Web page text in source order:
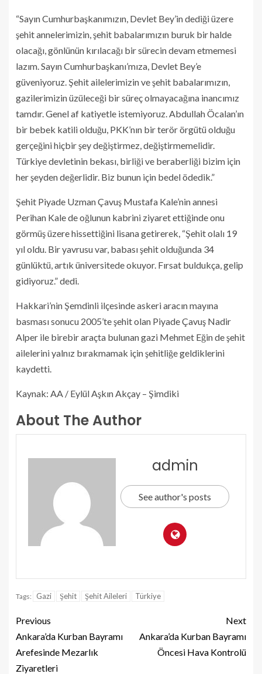
“Sayın Cumhurbaşkanımızın, Devlet Bey’in dediği üzere
şehit annelerimizin, şehit babalarımızın buruk bir halde
olacağı, gönlünün kırılacağı bir sürecin devam etmemesi
lazım. Sayın Cumhurbaşkanı’mıza, Devlet Bey’e
güveniyoruz. Şehit ailelerimizin ve şehit babalarımızın,
gazilerimizin üzüleceği bir süreç olmayacağına inancımız
tamdır. Genel af katiyetle istemiyoruz. Abdullah Öcalan’ın
bir bebek katili olduğu, PKK’nın bir terör örgütü olduğu
gerçeğini hiçbir şey değiştirmez, değiştirmemelidir.
Türkiye devletinin bekası, birliği ve beraberliği bizim için
her şeyden değerlidir. Biz bunun için bedel ödedik.”
Şehit Piyade Uzman Çavuş Mustafa Kale’nin annesi
Perihan Kale de oğlunun kabrini ziyaret ettiğinde onu
görmüş üzere hissettiğini lisana getirerek, “Şehit olalı 19
yıl oldu. Bir yavrusu var, babası şehit olduğunda 34
günlüktü, artık üniversitede okuyor. Fırsat buldukça, gelip
gidiyoruz.” dedi.
Hakkari’nin Şemdinli ilçesinde askeri aracın mayına
basması sonucu 2005’te şehit olan Piyade Çavuş Nadir
Alper ile birebir araçta bulunan gazi Mehmet Eğin de şehit
ailelerini yalnız bırakmamak için şehitliğe geldiklerini
kaydetti.
Kaynak: AA / Eylül Aşkın Akçay – Şimdiki
About The Author
admin
See author's posts
Tags: Gazi Şehit Şehit Aileleri Türkiye
Previous
Ankara’da Kurban Bayramı
Arefesinde Mezarlık
Ziyaretleri
Next
Ankara’da Kurban Bayramı
Öncesi Hava Kontrolü